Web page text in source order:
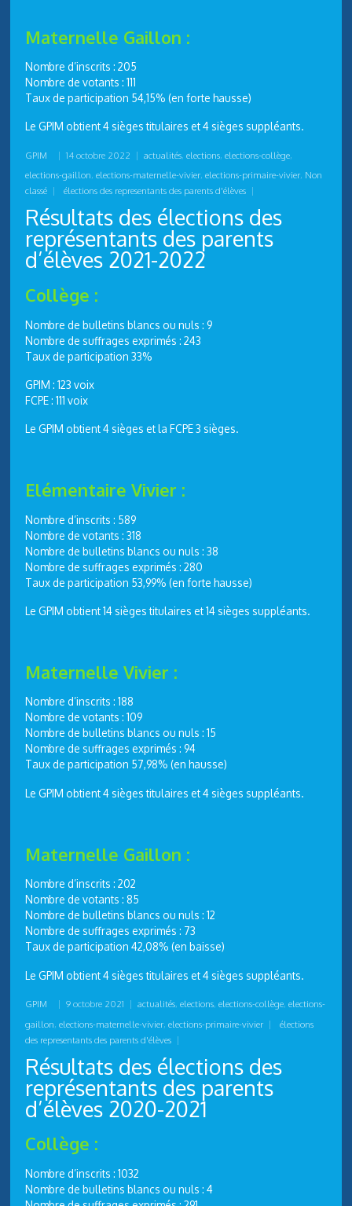
Maternelle Gaillon :
Nombre d’inscrits : 205
Nombre de votants : 111
Taux de participation 54,15% (en forte hausse)
Le GPIM obtient 4 sièges titulaires et 4 sièges suppléants.
GPIM | 14 octobre 2022 | actualités,elections,elections-collège,
elections-gaillon,elections-maternelle-vivier,elections-primaire-vivier, Non
classé | élections des representants des parents d'élèves |
Résultats des élections des
représentants des parents
d’élèves 2021-2022
Collège :
Nombre de bulletins blancs ou nuls : 9
Nombre de suffrages exprimés : 243
Taux de participation 33%
GPIM : 123 voix
FCPE : 111 voix
Le GPIM obtient 4 sièges et la FCPE 3 sièges.
Elémentaire Vivier :
Nombre d’inscrits : 589
Nombre de votants : 318
Nombre de bulletins blancs ou nuls : 38
Nombre de suffrages exprimés : 280
Taux de participation 53,99% (en forte hausse)
Le GPIM obtient 14 sièges titulaires et 14 sièges suppléants.
Maternelle Vivier :
Nombre d’inscrits : 188
Nombre de votants : 109
Nombre de bulletins blancs ou nuls : 15
Nombre de suffrages exprimés : 94
Taux de participation 57,98% (en hausse)
Le GPIM obtient 4 sièges titulaires et 4 sièges suppléants.
Maternelle Gaillon :
Nombre d’inscrits : 202
Nombre de votants : 85
Nombre de bulletins blancs ou nuls : 12
Nombre de suffrages exprimés : 73
Taux de participation 42,08% (en baisse)
Le GPIM obtient 4 sièges titulaires et 4 sièges suppléants.
GPIM | 9 octobre 2021 | actualités,elections,elections-collège,elections-
gaillon,elections-maternelle-vivier,elections-primaire-vivier |
élections
des representants des parents d'élèves |
Résultats des élections des
représentants des parents
d’élèves 2020-2021
Collège :
Nombre d’inscrits : 1032
Nombre de bulletins blancs ou nuls : 4